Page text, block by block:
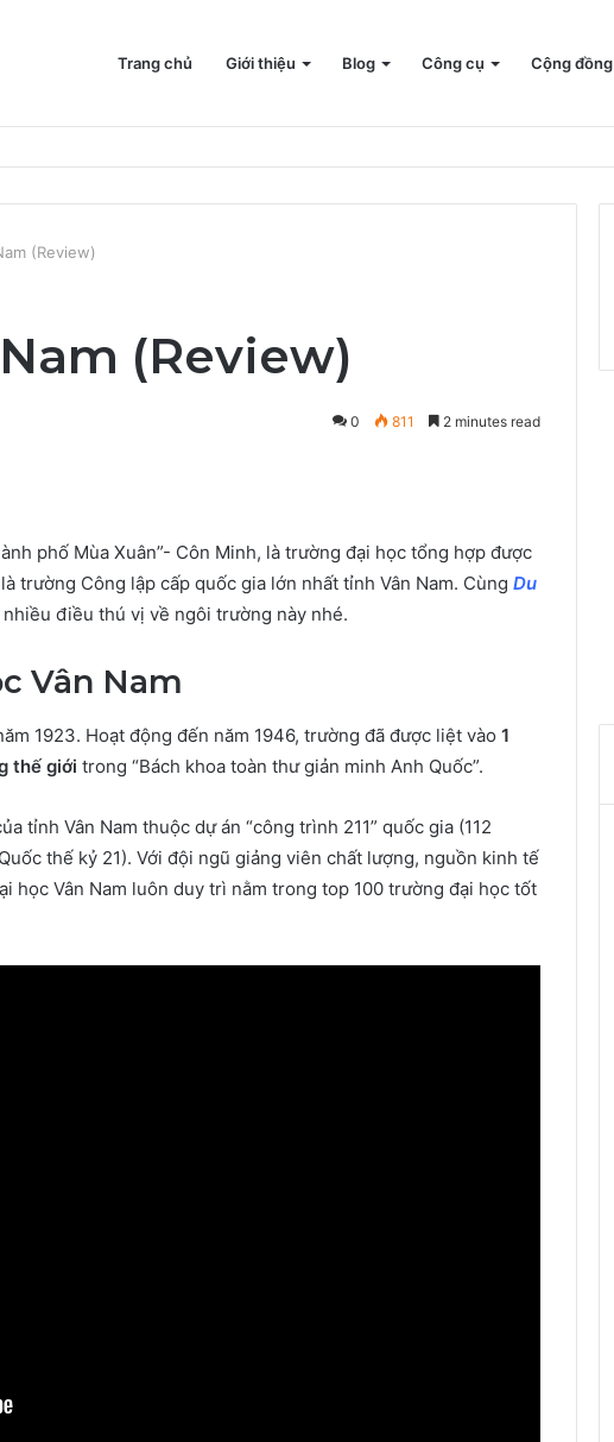
Trang chủ Giới thiệu Blog Công cụ Cộng đồng
(Review)
(Review)
0 811 2 minutes read
phố Mùa Xuân”- Côn Minh, là trường đại học tổng hợp được
trường Công lập cấp quốc gia lớn nhất tỉnh Vân Nam. Cùng Du
nhiều điều thú vị về ngôi trường này nhé.
Vân Nam
1923. Hoạt động đến năm 1946, trường đã được liệt vào 1
thế giới trong “Bách khoa toàn thư giản minh Anh Quốc”.
tỉnh Vân Nam thuộc dự án “công trình 211” quốc gia (112
thế kỷ 21). Với đội ngũ giảng viên chất lượng, nguồn kinh tế
học Vân Nam luôn duy trì nằm trong top 100 trường đại học tốt